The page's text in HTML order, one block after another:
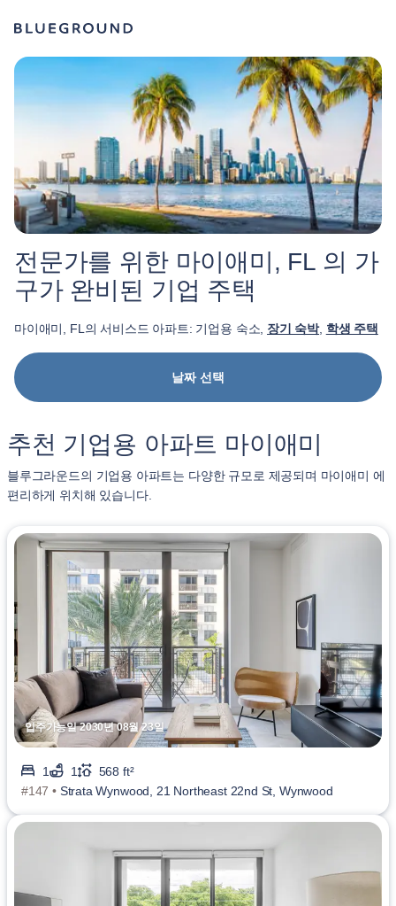
전문가를 위한 마이애미, FL 의 가
구가 완비된 기업 주택
마이애미, FL의 서비스드 아파트: 기업용 숙소, 장기 숙박, 학생 주택
날짜 선택
추천 기업용 아파트 마이애미
블루그라운드의 기업용 아파트는 다양한 규모로 제공되며 마이애미 에
편리하게 위치해 있습니다.
입주가능일 2030년 08월 23일
1 1
568 ft²
#147 • Strata Wynwood, 21 Northeast 22nd St, Wynwood